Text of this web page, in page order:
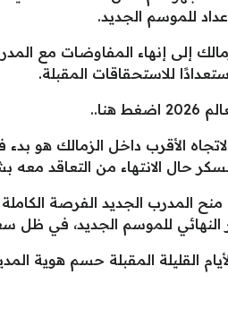
للموسم الجديد.
إلى إنهاء المفاوضات مع
للاستحقاقات المقبلة.
هنا..
الأقرب داخل الزمالك هو
حال الانتهاء من التعاقد
المدرب الجديد الفرصة
للموسم الجديد، في ظل
القليلة المقبلة حسم هوية